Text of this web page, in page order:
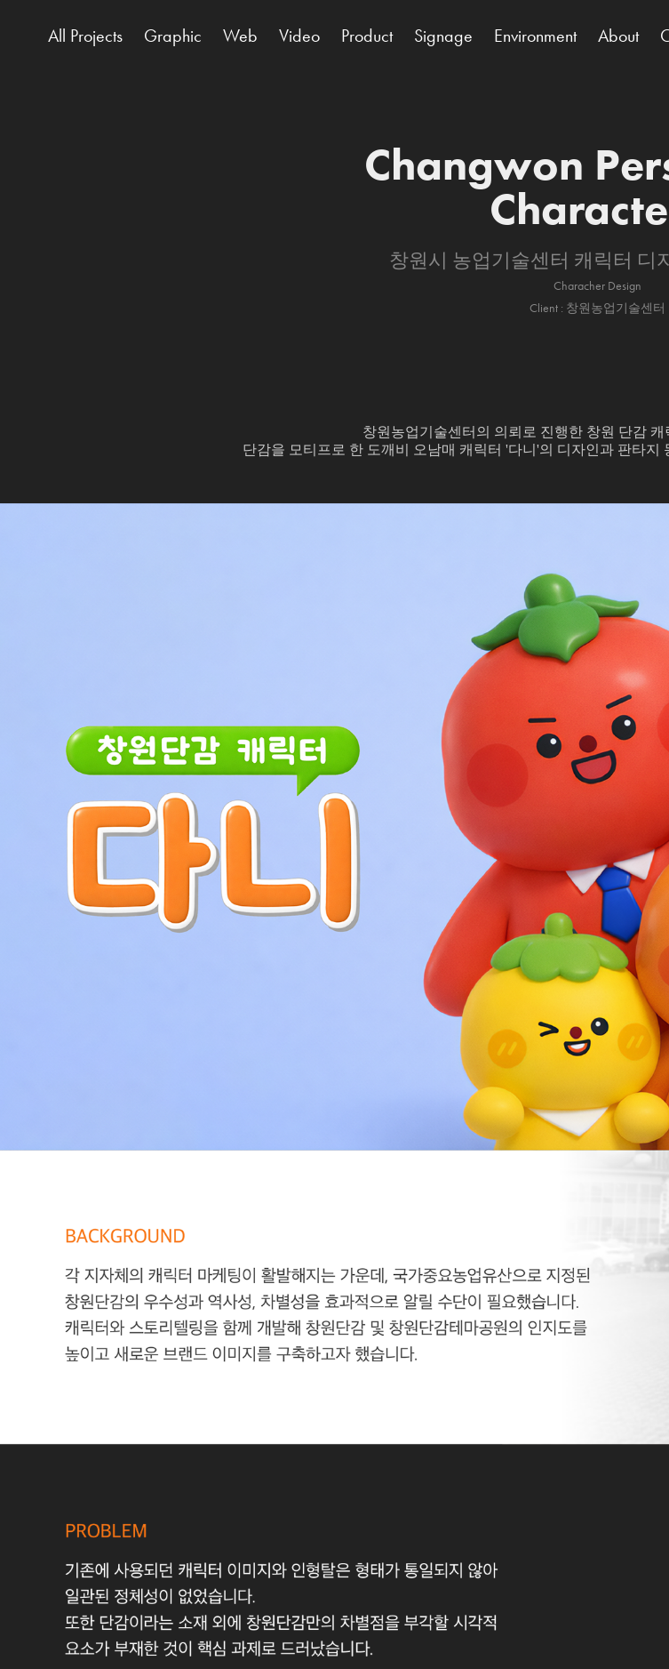
All Projects Graphic Web Video Product Signage Environment About
Changwon
창원시 농업기술센터 캐릭터 디
Characher Design
Client : 창원농업기술센터
창원농업기술센터의 의뢰로 진행한 창원 단감
단감을 모티프로 한 도깨비 오남매 캐릭터 '다니'의 디자인과 판타